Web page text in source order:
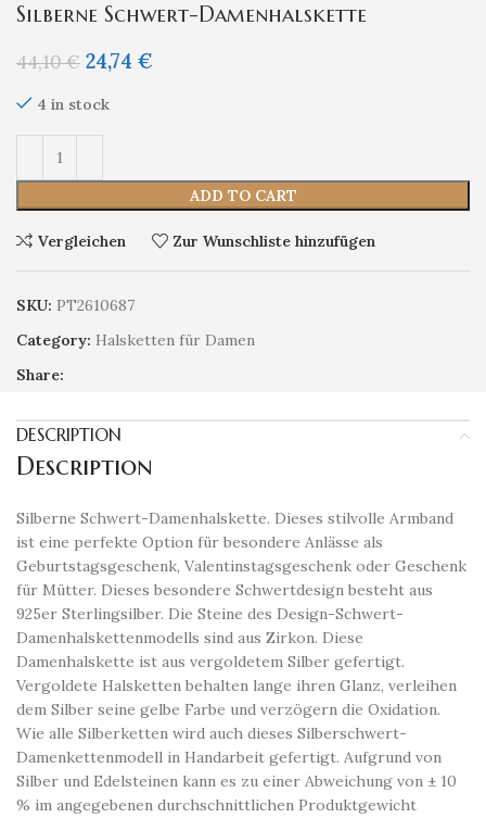
Silberne Schwert-Damenhalskette
44,10€ 24,74 €
4 in stock
ADD TO CART
Vergleichen Zur Wunschliste hinzufügen
SKU: PT2610687
Category: Halsketten für Damen
Share:
DESCRIPTION
Description
Silberne Schwert-Damenhalskette. Dieses stilvolle Armband
ist eine perfekte Option für besondere Anlässe als
Geburtstagsgeschenk, Valentinstagsgeschenk oder Geschenk
für Mütter. Dieses besondere Schwertdesign besteht aus
925er Sterlingsilber. Die Steine ​​des Design-Schwert-
Damenhalskettenmodells sind aus Zirkon. Diese
Damenhalskette ist aus vergoldetem Silber gefertigt.
Vergoldete Halsketten behalten lange ihren Glanz, verleihen
dem Silber seine gelbe Farbe und verzögern die Oxidation.
Wie alle Silberketten wird auch dieses Silberschwert-
Damenkettenmodell in Handarbeit gefertigt. Aufgrund von
Silber und Edelsteinen kann es zu einer Abweichung von ± 10
% im angegebenen durchschnittlichen Produktgewicht